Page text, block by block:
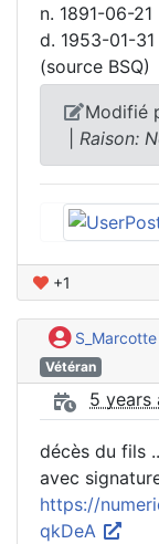
n. 1891-06-21
d. 1953-01-31
(source BSQ)
Modifié
Raison:
+1
S_Marcotte
Vétéran
5 years
décès du fils
avec
https://
qkDeA